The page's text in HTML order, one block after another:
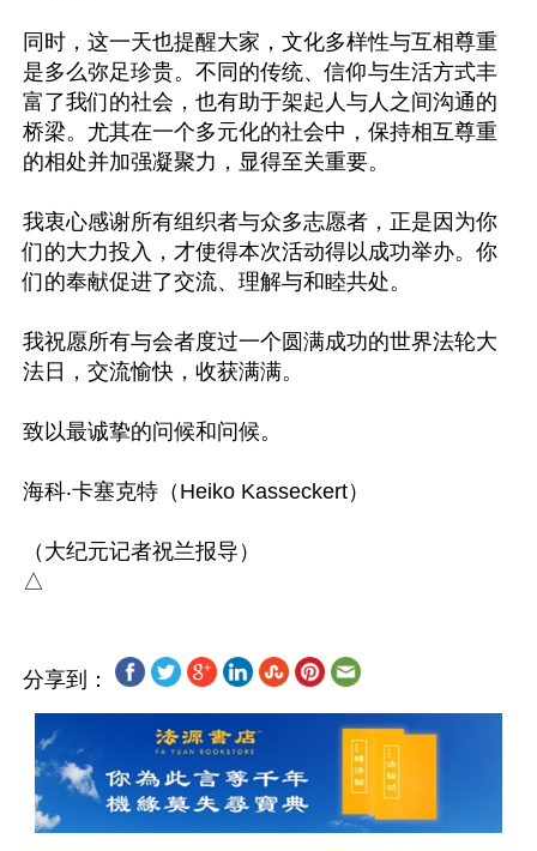
同时，这一天也提醒大家，文化多样性与互相尊重
是多么弥足珍贵。不同的传统、信仰与生活方式丰
富了我们的社会，也有助于架起人与人之间沟通的
桥梁。尤其在一个多元化的社会中，保持相互尊重
的相处并加强凝聚力，显得至关重要。
我衷心感谢所有组织者与众多志愿者，正是因为你
们的大力投入，才使得本次活动得以成功举办。你
们的奉献促进了交流、理解与和睦共处。
我祝愿所有与会者度过一个圆满成功的世界法轮大
法日，交流愉快，收获满满。
致以最诚挚的问候和问候。
海科‧卡塞克特（Heiko Kasseckert）
（大纪元记者祝兰报导）
分享到：